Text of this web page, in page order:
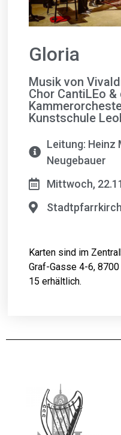
Gloria
Musik von
Chor CantiLEo &
Kunstschule
Leitung: Heinz
Neugebauer
Mittwoch,
Karten sind im
Graf-Gasse 4-6,
15 erhältlich.